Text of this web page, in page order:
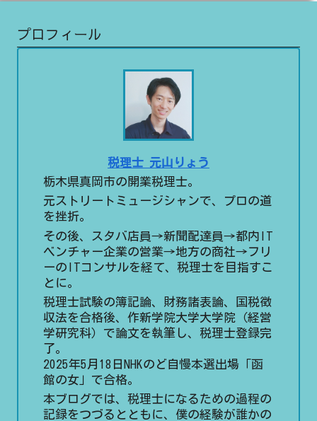
プロフィール
税理士 元山りょう
栃木県真岡市の開業税理士。
元ストリートミュージシャンで、プロの道
を挫折。
その後、スタバ店員→新聞配達員→都内IT
ベンチャー企業の営業→地方の商社→フリ
ーのITコンサルを経て、税理士を目指すこ
とに。
税理士試験の簿記論、財務諸表論、国税徴
収法を合格後、作新学院大学大学院（経営
学研究科）で論文を執筆し、税理士登録完
了。
2025年5月18日NHKのど自慢本選出場「函
館の女」で合格。
本ブログでは、税理士になるための過程の
記録をつづるとともに、僕の経験が誰かの